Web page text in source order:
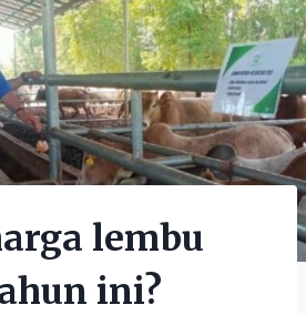
lembu
ini?